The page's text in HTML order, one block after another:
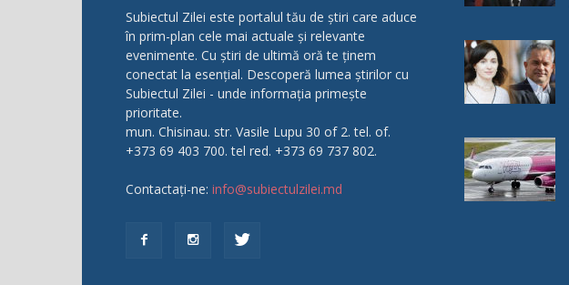
Subiectul Zilei este portalul tău de știri care aduce
în prim-plan cele mai actuale și relevante
evenimente. Cu știri de ultimă oră te ținem
conectat la esențial. Descoperă lumea știrilor cu
Subiectul Zilei - unde informația primește
prioritate.
mun. Chisinau. str. Vasile Lupu 30 of 2. tel. of.
+373 69 403 700. tel red. +373 69 737 802.
Contactați-ne: info@subiectulzilei.md